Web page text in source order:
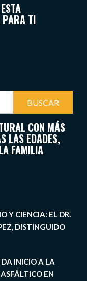
PARA TI
CON MÁS
LAS EDADES,
FAMILIA
Y CIENCIA: EL DR.
DISTINGUIDO
INICIO A LA
EN